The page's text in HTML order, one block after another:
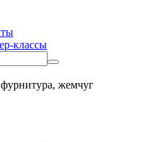
классы
жемчуг